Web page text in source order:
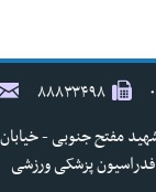
۸۸۸۳۳۴۹۸
فدراسیون پزشکی ورزشی